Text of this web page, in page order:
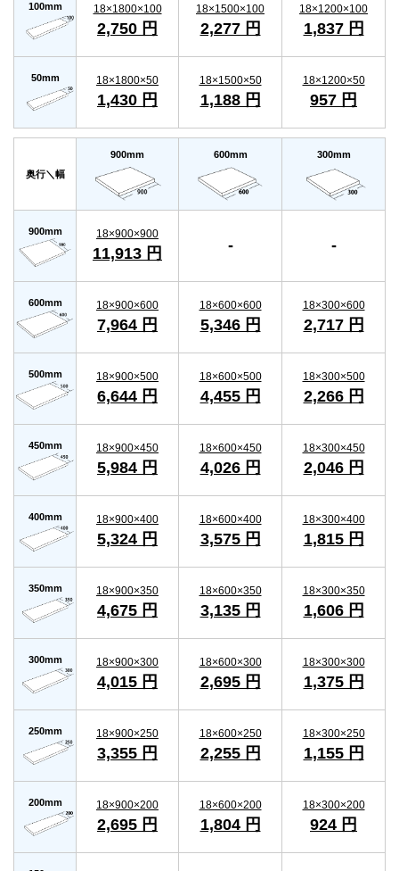
100mm 18×1800×100
2,750 円
18×1500×100
2,277 円
18×1200×100
1,837 円
50mm 18×1800×50
1,430 円
18×1500×50
1,188 円
18×1200×50
957 円
奥行＼幅
900mm 600mm 300mm
900mm 18×900×900
11,913 円 - -
600mm 18×900×600
7,964 円
18×600×600
5,346 円
18×300×600
2,717 円
500mm 18×900×500
6,644 円
18×600×500
4,455 円
18×300×500
2,266 円
450mm 18×900×450
5,984 円
18×600×450
4,026 円
18×300×450
2,046 円
400mm 18×900×400
5,324 円
18×600×400
3,575 円
18×300×400
1,815 円
350mm 18×900×350
4,675 円
18×600×350
3,135 円
18×300×350
1,606 円
300mm 18×900×300
4,015 円
18×600×300
2,695 円
18×300×300
1,375 円
250mm 18×900×250
3,355 円
18×600×250
2,255 円
18×300×250
1,155 円
200mm 18×900×200
2,695 円
18×600×200
1,804 円
18×300×200
924 円